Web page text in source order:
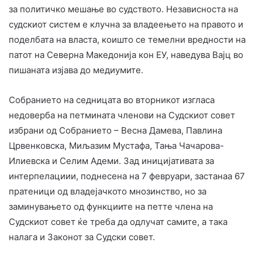
за политичко мешање во судството. Независноста на
судскиот систем е клучна за владеењето на правото и
поделбата на власта, коишто се темелни вредности на
патот на Северна Македонија кон ЕУ, наведува Вајц во
пишаната изјава до медиумите.
Собранието на седницата во вторникот изгласа
недоверба на петмината членови на Судскиот совет
избрани од Собранието – Весна Дамева, Павлина
Црвенковска, Миљазим Мустафа, Тања Чачарова-
Илиевска и Селим Адеми. Зад иницијативата за
интерпелациии, поднесена на 7 февруари, застанаа 67
пратеници од владејачкото мнозинство, но за
заминувањето од функциите на петте члена на
Судскиот совет ќе треба да одлучат самите, а така
налага и Законот за Судски совет.